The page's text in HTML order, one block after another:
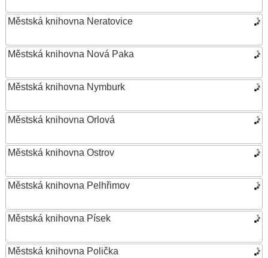
Městská knihovna Neratovice
Městská knihovna Nová Paka
Městská knihovna Nymburk
Městská knihovna Orlová
Městská knihovna Ostrov
Městská knihovna Pelhřimov
Městská knihovna Písek
Městská knihovna Polička